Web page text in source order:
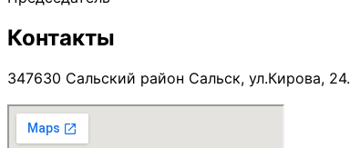
Контакты
347630 Сальский район Сальск, ул.Кирова, 24.